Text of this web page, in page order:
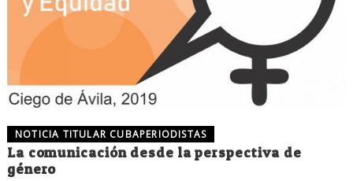
NOTICIA TITULAR CUBAPERIODISTAS
La comunicación desde la perspectiva de
género